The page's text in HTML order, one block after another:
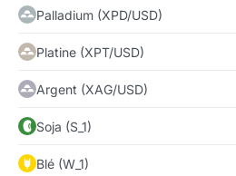
Palladium (XPD/USD)
Platine (XPT/USD)
Argent (XAG/USD)
Soja (S_1)
Blé (W_1)